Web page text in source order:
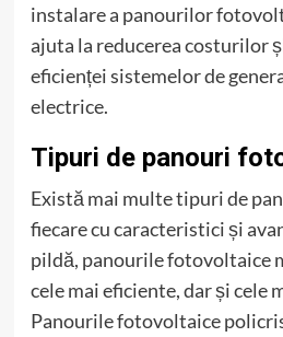
instalare a panourilor
ajuta la reducerea costurilor
eficienței sistemelor de
electrice.
Tipuri de panouri
Există mai multe tipuri de
fiecare cu caracteristici și
pildă, panourile fotovoltaice
cele mai eficiente, dar și cele
Panourile fotovoltaice